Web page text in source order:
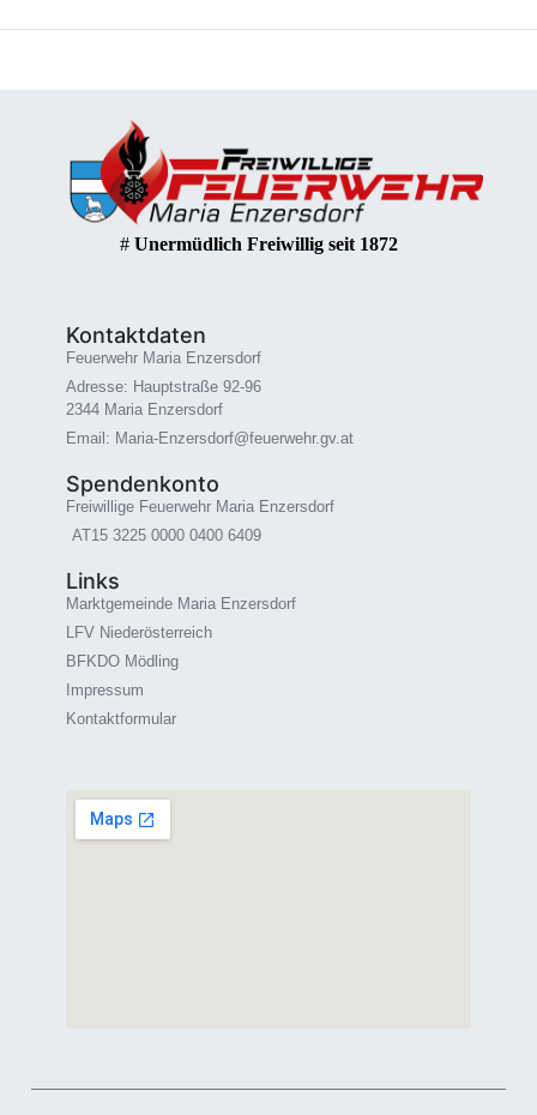
# Unermüdlich Freiwillig seit 1872
Kontaktdaten
Feuerwehr Maria Enzersdorf
Adresse: Hauptstraße 92-96
2344 Maria Enzersdorf
Email: Maria-Enzersdorf@feuerwehr.gv.at
Spendenkonto
Freiwillige Feuerwehr Maria Enzersdorf
AT15 3225 0000 0400 6409
Links
Marktgemeinde Maria Enzersdorf
LFV Niederösterreich
BFKDO Mödling
Impressum
Kontaktformular